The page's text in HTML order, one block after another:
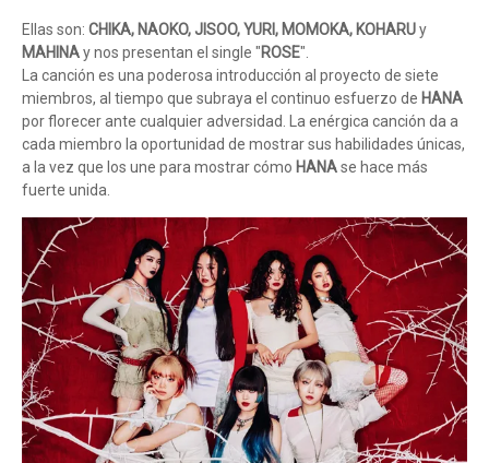
Ellas son: CHIKA, NAOKO, JISOO, YURI, MOMOKA, KOHARUy
MAHINAy nos presentan el single "ROSE".
La canción es una poderosa introducción al proyecto de siete
miembros, al tiempo que subraya el continuo esfuerzo de HANA
por florecer ante cualquier adversidad. La enérgica canción da a
cada miembro la oportunidad de mostrar sus habilidades únicas,
a la vez que los une para mostrar cómo HANAse hace más
fuerte unida.